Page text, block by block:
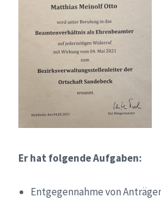
Er hat folgende Aufgaben:
Entgegennahme von